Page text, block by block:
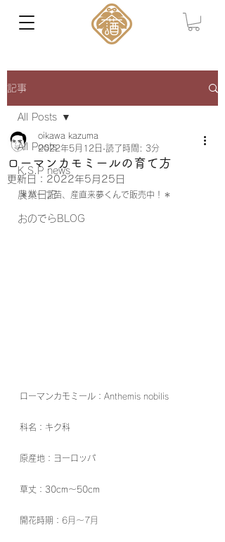
記事
All Posts
K.S.P news
農業日記
おのでらBLOG
All Posts
ローマンカモミールの育て方
oikawa kazuma
2022年5月12日 読了時間: 3分
更新日： 2022年5月25日
＊ハーブ苗、産直来夢くんで販売中！＊
ローマンカモミール： Anthemis nobilis
科名：キク科
原産地：ヨーロッパ
草丈：30cm～50cm
開花時期： 6月～7月